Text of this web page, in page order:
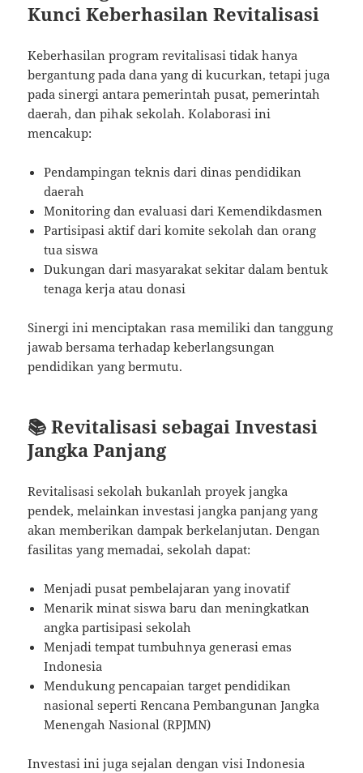
Kunci Keberhasilan Revitalisasi
Keberhasilan program revitalisasi tidak hanya
bergantung pada dana yang di kucurkan, tetapi juga
pada sinergi antara pemerintah pusat, pemerintah
daerah, dan pihak sekolah. Kolaborasi ini
mencakup:
Pendampingan teknis dari dinas pendidikan
daerah
Monitoring dan evaluasi dari Kemendikdasmen
Partisipasi aktif dari komite sekolah dan orang
tua siswa
Dukungan dari masyarakat sekitar dalam bentuk
tenaga kerja atau donasi
Sinergi ini menciptakan rasa memiliki dan tanggung
jawab bersama terhadap keberlangsungan
pendidikan yang bermutu.
📚 Revitalisasi sebagai Investasi
Jangka Panjang
Revitalisasi sekolah bukanlah proyek jangka
pendek, melainkan investasi jangka panjang yang
akan memberikan dampak berkelanjutan. Dengan
fasilitas yang memadai, sekolah dapat:
Menjadi pusat pembelajaran yang inovatif
Menarik minat siswa baru dan meningkatkan
angka partisipasi sekolah
Menjadi tempat tumbuhnya generasi emas
Indonesia
Mendukung pencapaian target pendidikan
nasional seperti Rencana Pembangunan Jangka
Menengah Nasional (RPJMN)
Investasi ini juga sejalan dengan visi Indonesia